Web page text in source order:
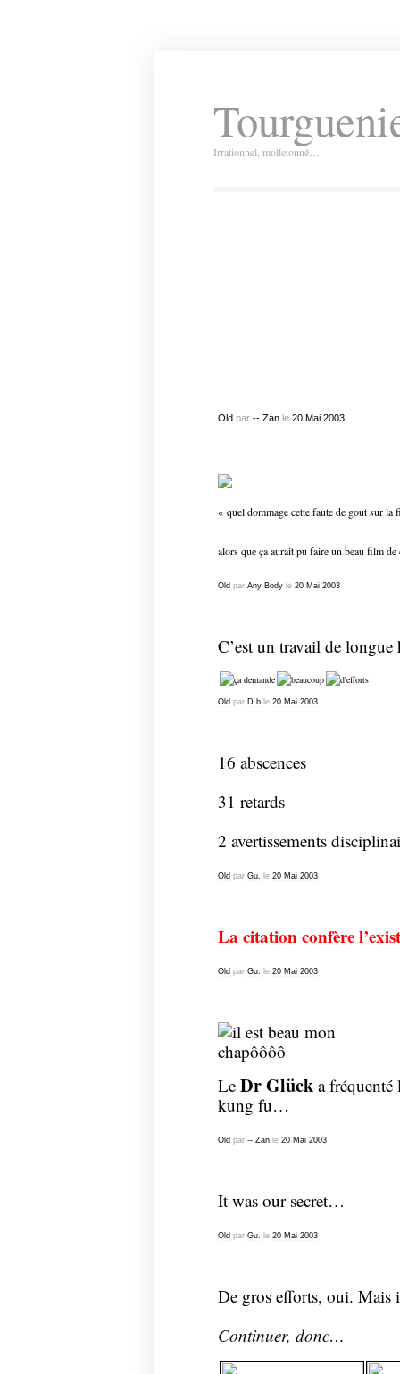
Irrationnel, molletonné…
Oldpar -- Zanle 20 Mai 2003
« quel dommage cette faute de gout sur la
alors que ça aurait pu faire un beau film
Old par Any Bodyle 20 Mai 2003
C’est un travail de longue
Old par D.ble 20 Mai 2003
16 abscences
31 retards
2 avertissements
Old par Gu. le 20 Mai 2003
La citation confère
Old par Gu. le 20 Mai 2003
Le Dr Glücka fréquenté
kung fu…
Old par -- Zanle 20 Mai 2003
It was our secret…
Old par Gu. le 20 Mai 2003
De gros efforts, oui. Mais
Continuer, donc…